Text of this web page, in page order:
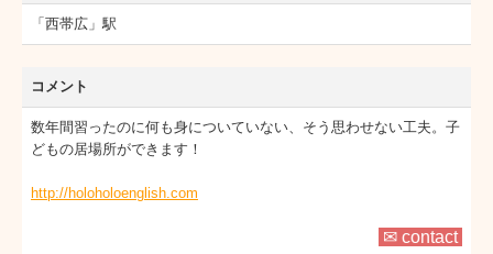
「西帯広」駅
コメント
数年間習ったのに何も身についていない、そう思わせない工夫。子
どもの居場所ができます！
http://holoholoenglish.com
✉ contact